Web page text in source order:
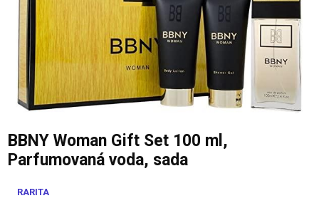
BBNY Woman Gift Set 100 ml,
Parfumovaná voda, sada
RARITA